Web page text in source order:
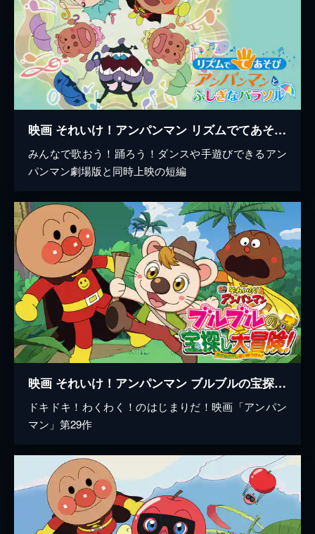
映画 それいけ！アンパンマン リズムでてあそび アンパンマンとふしぎなパラソル
みんなで歌おう！踊ろう！ダンスや手遊びできるアン
パンマン劇場版と同時上映の短編
映画 それいけ！アンパンマン ブルブルの宝探し大冒険！
ドキドキ！わくわく！のはじまりだ！映画「アンパン
マン」第29作